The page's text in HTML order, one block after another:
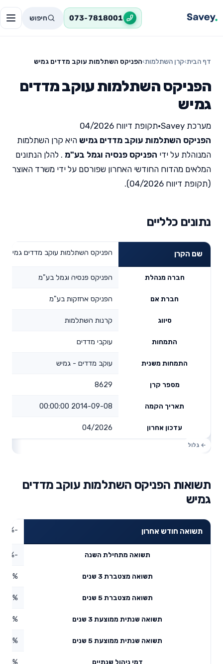
073-7818001 חיפוש
דף הבית›קרן השתלמות›הפניקס השתלמות עוקב מדדים גמיש
הפניקס השתלמות עוקב מדדים
גמיש
מערכת Savey •תקופת דיווח 04/2026
הפניקס השתלמות עוקב מדדים גמיש היא קרן השתלמות
המנוהלת על ידי הפניקס פנסיה וגמל בע"מ . להלן הנתונים
המלאים מהדוח החודשי האחרון שפורסם על ידי משרד האוצר
(תקופת דיווח 04/2026).
נתונים כלליים
שם הקרן הפניקס השתלמות עוקב מדדים גמיש
חברה מנהלת הפניקס פנסיה וגמל בע"מ
חברת אם הפניקס אחזקות בע"מ
סיווג קרנות השתלמות
התמחות עוקבי מדדים
התמחות משנית עוקב מדדים - גמיש
מספר קרן 8629
תאריך הקמה 2014-09-08 00:00:00
עדכון אחרון 04/2026
תשואות הפניקס השתלמות עוקב מדדים
גמיש
תשואה חודש אחרון -0.86%
תשואה מתחילת השנה -3.93%
תשואה מצטברת 3 שנים
תשואה מצטברת 5 שנים
תשואה שנתית ממוצעת 3 שנים
תשואה שנתית ממוצעת 5 שנים 3.11%
דמי ניהול שנתיים